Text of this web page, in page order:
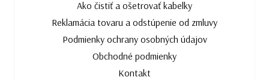
Ako čistiť a ošetrovať kabelky
Reklamácia tovaru a odstúpenie od zmluvy
Podmienky ochrany osobných údajov
Obchodné podmienky
Kontakt